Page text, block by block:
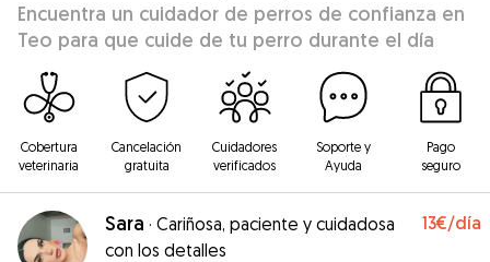
Encuentra un cuidador de perros de confianza en
Teo para que cuide de tu perro durante el día
Cobertura
veterinaria
Cancelación
gratuita
Cuidadores
verificados
Soporte y
Ayuda
Pago
seguro
Sara · Cariñosa, paciente y cuidadosa
con los detalles
13€/día